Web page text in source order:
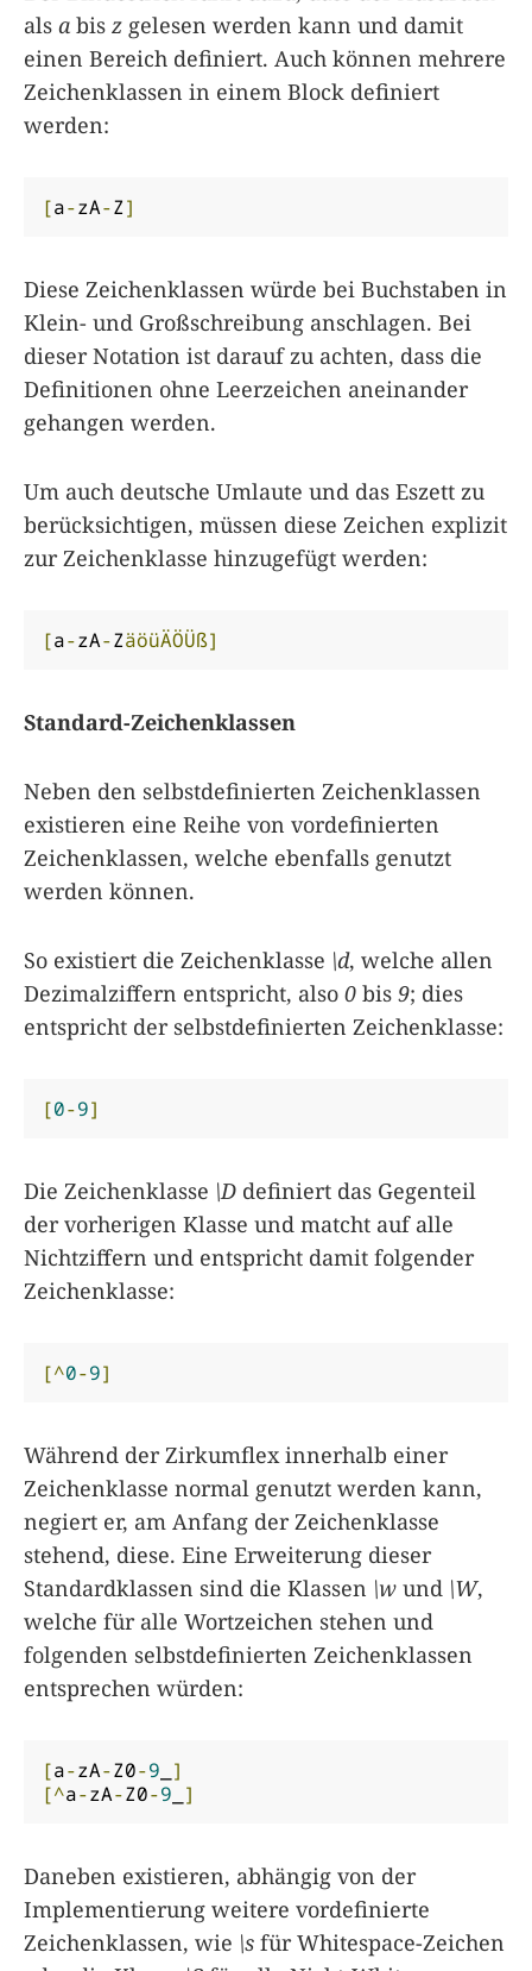
als a bis z gelesen werden kann und damit
einen Bereich definiert. Auch können mehrere
Zeichenklassen in einem Block definiert
werden:
[a-zA-Z]
Diese Zeichenklassen würde bei Buchstaben in
Klein- und Großschreibung anschlagen. Bei
dieser Notation ist darauf zu achten, dass die
Definitionen ohne Leerzeichen aneinander
gehangen werden.
Um auch deutsche Umlaute und das Eszett zu
berücksichtigen, müssen diese Zeichen explizit
zur Zeichenklasse hinzugefügt werden:
[a-zA-ZäöüÄÖÜß]
Standard-Zeichenklassen
Neben den selbstdefinierten Zeichenklassen
existieren eine Reihe von vordefinierten
Zeichenklassen, welche ebenfalls genutzt
werden können.
So existiert die Zeichenklasse \d, welche allen
Dezimalziffern entspricht, also 0 bis 9; dies
entspricht der selbstdefinierten Zeichenklasse:
[0-9]
Die Zeichenklasse \D definiert das Gegenteil
der vorherigen Klasse und matcht auf alle
Nichtziffern und entspricht damit folgender
Zeichenklasse:
[^0-9]
Während der Zirkumflex innerhalb einer
Zeichenklasse normal genutzt werden kann,
negiert er, am Anfang der Zeichenklasse
stehend, diese. Eine Erweiterung dieser
Standardklassen sind die Klassen \w und \W,
welche für alle Wortzeichen stehen und
folgenden selbstdefinierten Zeichenklassen
entsprechen würden:
[a-zA-Z0-9 ]
[^a-zA-Z0-9 ]
Daneben existieren, abhängig von der
Implementierung weitere vordefinierte
Zeichenklassen, wie \s für Whitespace-Zeichen